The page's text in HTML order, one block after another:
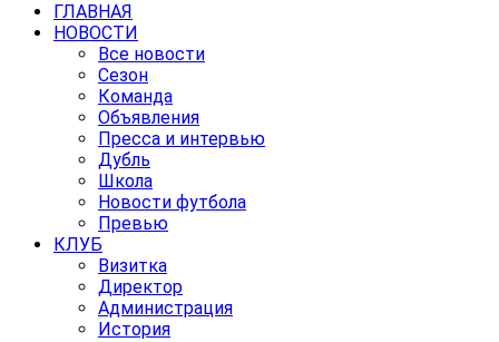
ГЛАВНАЯ
НОВОСТИ
Все новости
Сезон
Команда
Объявления
Пресса и интервью
Дубль
Школа
Новости футбола
Превью
КЛУБ
Визитка
Директор
Администрация
История